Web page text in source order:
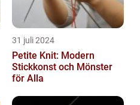
31 juli 2024
Petite Knit: Modern
Stickkonst och Mönster
för Alla